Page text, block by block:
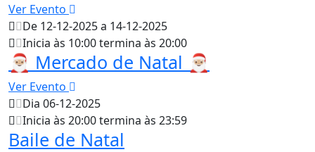
Ver Evento
De 12-12-2025 a 14-12-2025
Inicia às 10:00 termina às 20:00
🎅🏼 Mercado de Natal 🎅🏼
Ver Evento
Dia 06-12-2025
Inicia às 20:00 termina às 23:59
Baile de Natal